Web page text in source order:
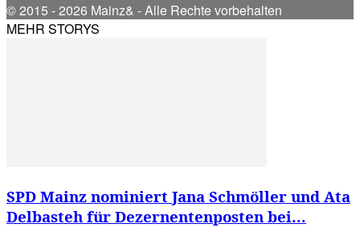
© 2015 - 2026 Mainz& - Alle Rechte vorbehalten
MEHR STORYS
SPD Mainz nominiert Jana Schmöller und Ata
Delbasteh für Dezernentenposten bei...